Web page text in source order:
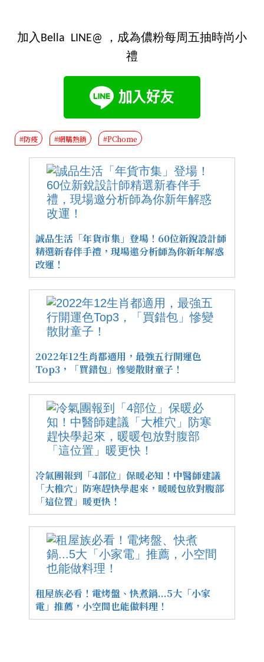
加入Bella LINE@ ，成為儂粉每周五抽時尚小
禮
#防疫 #網購熱銷 #PChome
誠品生活「年貨市集」登場！60位新銳設計師
精選新春伴手禮，現場邀分析師為你新年解惑
改運！
2022年12生肖都適用，最強五行開運色
Top3，「買錯包」慘變散財童子！
冷氣團報到「4部位」保暖必知！中醫師建議
「大椎穴」防寒趕快學起來，暖暖包放對腹部
「這位置」暖更快！
租屋族必看！電烤盤、快煮鍋...5大「小家
電」推薦，小空間也能做料理！